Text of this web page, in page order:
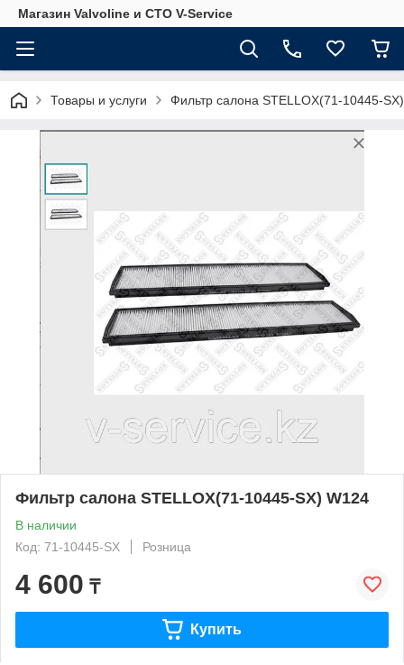
Магазин Valvoline и СТО V-Service
Товары и услуги Фильтр салона STELLOX(71-10445-
Фильтр салона STELLOX(71-10445-SX) W124
В наличии
Код: 71-10445-SX
Розница
4 600 ₸
Купить